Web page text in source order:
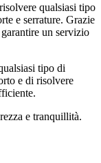
qualsiasi tipo
e serrature. Grazie
un servizio
tipo di
e di risolvere
e tranquillità.